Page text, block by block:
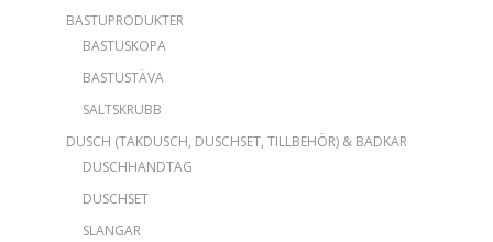
BASTUPRODUKTER
BASTUSKOPA
BASTUSTÄVA
SALTSKRUBB
DUSCH (TAKDUSCH, DUSCHSET, TILLBEHÖR) & BADKAR
DUSCHHANDTAG
DUSCHSET
SLANGAR